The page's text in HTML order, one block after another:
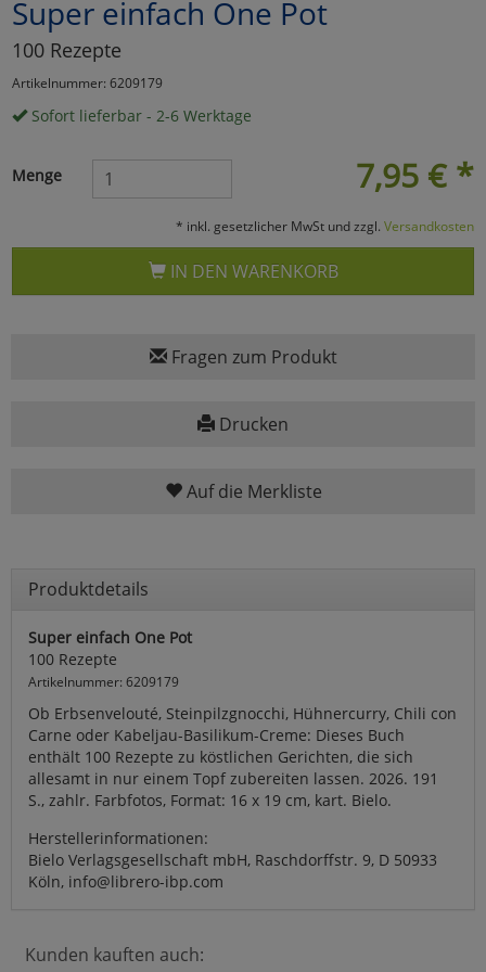
Super einfach One Pot
100 Rezepte
Artikelnummer: 6209179
Sofort lieferbar - 2-6 Werktage
7,95 € *
Menge
* inkl. gesetzlicher MwSt und zzgl. Versandkosten
IN DEN WARENKORB
Fragen zum Produkt
Drucken
Auf die Merkliste
Produktdetails
Super einfach One Pot
100 Rezepte
Artikelnummer: 6209179
Ob Erbsenvelouté, Steinpilzgnocchi, Hühnercurry, Chili con
Carne oder Kabeljau-Basilikum-Creme: Dieses Buch
enthält 100 Rezepte zu köstlichen Gerichten, die sich
allesamt in nur einem Topf zubereiten lassen. 2026. 191
S., zahlr. Farbfotos, Format: 16 x 19 cm, kart. Bielo.
Herstellerinformationen:
Bielo Verlagsgesellschaft mbH, Raschdorffstr. 9, D 50933
Köln, info@librero-ibp.com
Kunden kauften auch:
Marketing
Cookies
Einstellungen speichern
zurückzu Haupptseite